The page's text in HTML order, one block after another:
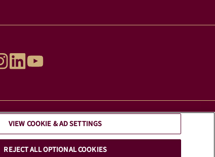
VIEW COOKIE & AD SETTINGS
REJECT ALL OPTIONAL COOKIES